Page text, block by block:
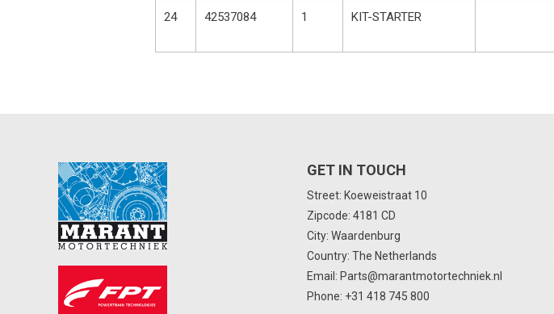
24 42537084 1 KIT-STARTER
GET IN TOUCH
Street: Koeweistraat 10
Zipcode: 4181 CD
City: Waardenburg
Country: The Netherlands
Email: Parts@marantmotortechniek.nl
Phone: +31 418 745 800